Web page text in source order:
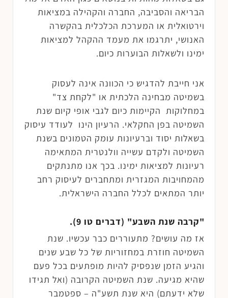
הבריאה והסביבה, החברה והקהילה במציאות
וירטואלית או המערכת הכלכלית בהקשרה
האנושי, יתרגמו את מעמד ההקהל למציאות
ימינו ולשאלות הבוערות כיום.
אני חייבת להדגיש כי הכוונה אינה לעסוק
בשמיטה מבחינה הלכתית או "לקחת צד"
במחלוקות הקיימות כיום לגבי אופי קיום שנת
השמיטה בפן החקלאי. הרעיון הינו לעודד עיסוק
בשאלות יסוד וברעיונות עומק הטמונים בשנת
השמיטה ולקדם עשייה וולנטרית המתאימה
רעיונות למציאות ימינו. בכך אנו מתנתקים
מהמחויבות המגזרית ומתחברים לעיסוק רחב
יותר המתאים לכלל החברה הישראלית.
"קרבה שנת השבע" (דברים טו 9).
אז מה עושים? מתעוררים כבר עכשיו. שנת
השמיטה חוזרת במחזוריות של כל שבע שנים
והגיע הזמן שנפסיק להיות מופתעים בכל פעם
שהיא מגיעה. שנת השמיטה הקרובה (ואל תגידו
שלא ידעתם) היא שנת תשע"ה – ספטמבר